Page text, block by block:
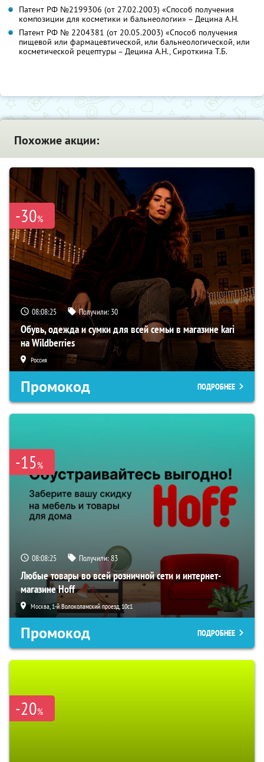
Патент РФ №2199306 (от 27.02.2003) «Способ получения
композиции для косметики и бальнеологии» – Децина А.Н.
Патент РФ № 2204381 (от 20.05.2003) «Способ получения
пищевой или фармацевтической, или бальнеологической, или
косметической рецептуры – Децина А.Н., Сироткина Т.Б.
Похожие акции:
-30%
08:08:24 Получили: 30
Обувь, одежда и сумки для всей семьи в магазине kari
на Wildberries
Россия
Промокод ПОДРОБНЕЕ
-15%
08:08:24 Получили:83
Любые товары во всей розничной сети и интернет-
магазине Hoff
Москва, 1-й Волоколамский проезд, 10с1
Промокод ПОДРОБНЕЕ
-20%